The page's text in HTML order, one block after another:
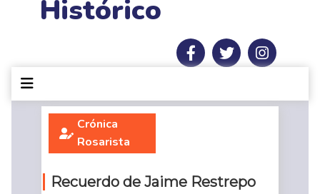
Histórico
Crónica
Rosarista
Recuerdo de Jaime Restrepo